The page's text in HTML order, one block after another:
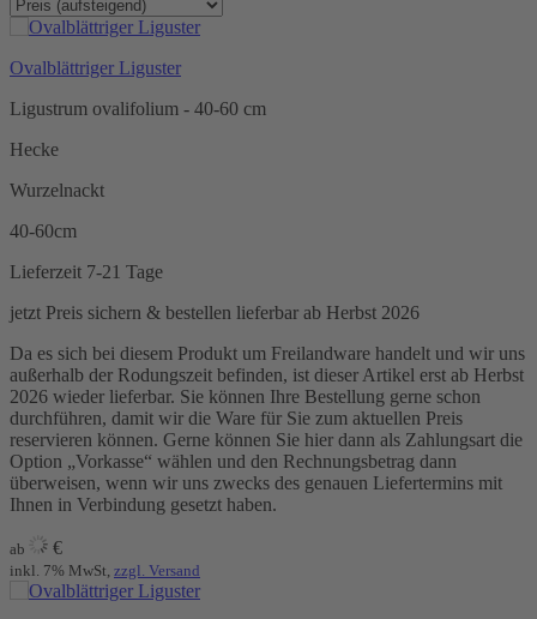
Ovalblättriger Liguster
Ligustrum ovalifolium - 40-60 cm
Hecke
Wurzelnackt
40-60cm
Lieferzeit 7-21 Tage
jetzt Preis sichern & bestellen lieferbar ab Herbst 2026
Da es sich bei diesem Produkt um Freilandware handelt und wir uns
außerhalb der Rodungszeit befinden, ist dieser Artikel erst ab Herbst
2026 wieder lieferbar. Sie können Ihre Bestellung gerne schon
durchführen, damit wir die Ware für Sie zum aktuellen Preis
reservieren können. Gerne können Sie hier dann als Zahlungsart die
Option „Vorkasse“ wählen und den Rechnungsbetrag dann
überweisen, wenn wir uns zwecks des genauen Liefertermins mit
Ihnen in Verbindung gesetzt haben.
ab €
inkl. 7% MwSt, zzgl. Versand